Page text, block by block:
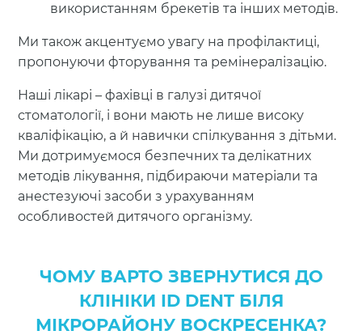
використанням брекетів та інших методів.
Ми також акцентуємо увагу на профілактиці,
пропонуючи фторування та ремінералізацію.
Наші лікарі – фахівці в галузі дитячої
стоматології, і вони мають не лише високу
кваліфікацію, а й навички спілкування з дітьми.
Ми дотримуємося безпечних та делікатних
методів лікування, підбираючи матеріали та
анестезуючі засоби з урахуванням
особливостей дитячого організму.
ЧОМУ ВАРТО ЗВЕРНУТИСЯ ДО
КЛІНІКИ ID DENT БІЛЯ
МІКРОРАЙОНУ ВОСКРЕСЕНКА?